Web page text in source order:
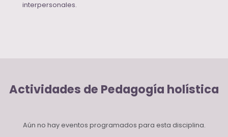
interpersonales.
Actividades de Pedagogía holística
Aún no hay eventos programados para esta disciplina.